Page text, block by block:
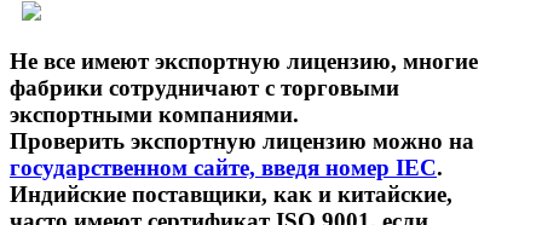
Не все имеют экспортную лицензию, многие
фабрики сотрудничают с торговыми
экспортными компаниями.
Проверить экспортную лицензию можно на
государственном сайте, введя номер IEC.
Индийские поставщики, как и китайские,